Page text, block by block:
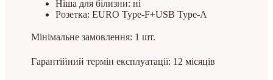
Ніша для білизни: ні
Розетка: EURO Type-F+USB Type-A
Мінімальне замовлення: 1 шт.
Гарантійний термін експлуатації: 12 місяців